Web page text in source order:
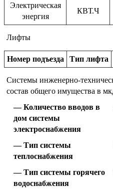
Электрическая
энергия
КВТ.Ч
Лифты
Номер подъезда Тип лифта
Системы инженерно-
состав общего имущества в
Количество вводов в
дом системы
электроснабжения
Тип системы
теплоснабжения
Тип системы горячего
водоснабжения